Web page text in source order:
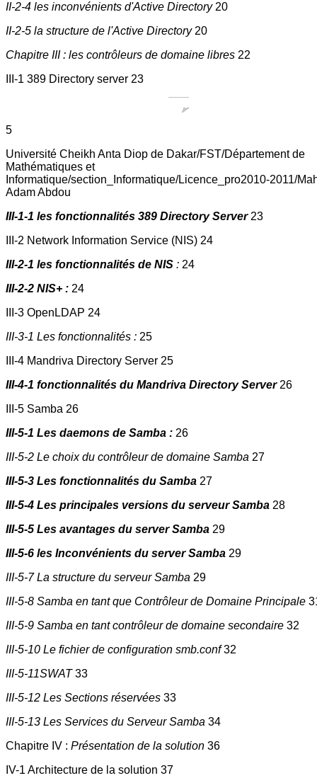
II-2-4 les inconvénients d'Active Directory 20
II-2-5 la structure de l'Active Directory 20
Chapitre III : les contrôleurs de domaine libres 22
III-1 389 Directory server 23
5
Université Cheikh Anta Diop de Dakar/FST/Département de
Mathématiques et
Informatique/section_Informatique/Licence_pro2010-2011/
Adam Abdou
III-1-1 les fonctionnalités 389 Directory Server 23
III-2 Network Information Service (NIS) 24
III-2-1 les fonctionnalités de NIS : 24
III-2-2 NIS+ : 24
III-3 OpenLDAP 24
III-3-1 Les fonctionnalités : 25
III-4 Mandriva Directory Server 25
III-4-1 fonctionnalités du Mandriva Directory Server 26
III-5 Samba 26
III-5-1 Les daemons de Samba : 26
III-5-2 Le choix du contrôleur de domaine Samba 27
III-5-3 Les fonctionnalités du Samba 27
III-5-4 Les principales versions du serveur Samba 28
III-5-5 Les avantages du server Samba 29
III-5-6 les Inconvénients du server Samba 29
III-5-7 La structure du serveur Samba 29
III-5-8 Samba en tant que Contrôleur de Domaine Principale
III-5-9 Samba en tant contrôleur de domaine secondaire 32
III-5-10 Le fichier de configuration smb.conf32
III-5-11SWAT33
III-5-12 Les Sections réservées 33
III-5-13 Les Services du Serveur Samba 34
Chapitre IV : Présentation de la solution 36
IV-1 Architecture de la solution 37